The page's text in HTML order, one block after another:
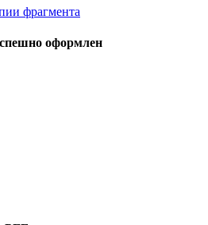
фрагмента
оформлен